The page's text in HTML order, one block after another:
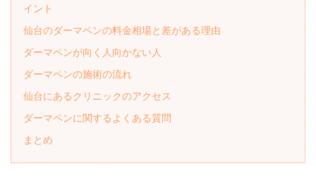
イント
仙台のダーマペンの料金相場と差がある理由
ダーマペンが向く人向かない人
ダーマペンの施術の流れ
仙台にあるクリニックのアクセス
ダーマペンに関するよくある質問
まとめ